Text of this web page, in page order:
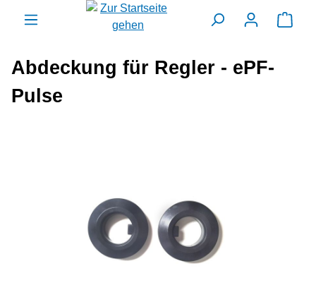
springen
Abdeckung für Regler - ePF-
Pulse